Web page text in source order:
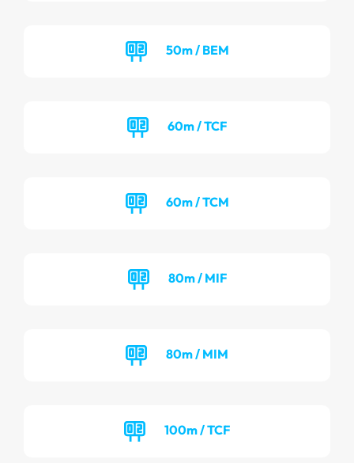
50m / BEM
60m / TCF
60m / TCM
80m / MIF
80m / MIM
100m / TCF